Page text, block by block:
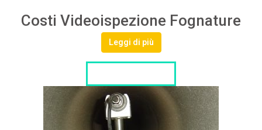
Costi Videoispezione Fognature
Leggi di più